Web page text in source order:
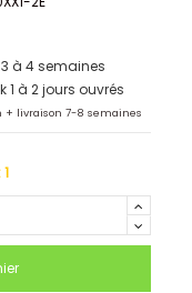
3 à 4 semaines
à 2 jours ouvrés
+ livraison 7-8 semaines
1